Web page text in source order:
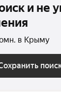
и не
в Крыму